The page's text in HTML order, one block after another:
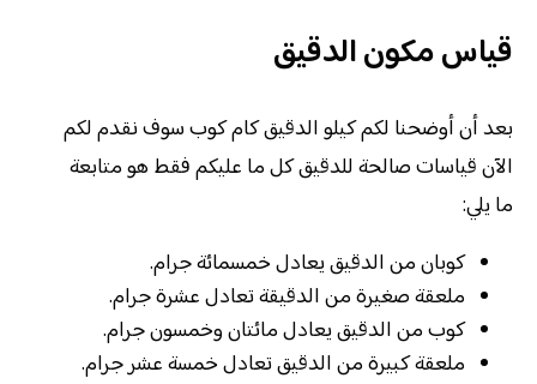
قياس مكون الدقيق
بعد أن أوضحنا لكم كيلو الدقيق كام كوب سوف نقدم لكم
الآن قياسات صالحة للدقيق كل ما عليكم فقط هو متابعة
ما يلي:
كوبان من الدقيق يعادل خمسمائة جرام.
ملعقة صغيرة من الدقيقة تعادل عشرة جرام.
كوب من الدقيق يعادل مائتان وخمسون جرام.
ملعقة كبيرة من الدقيق تعادل خمسة عشر جرام.